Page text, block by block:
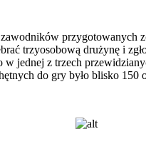
przygotowanych
trzyosobową drużynę i
w jednej z trzech
do gry było blisko 150